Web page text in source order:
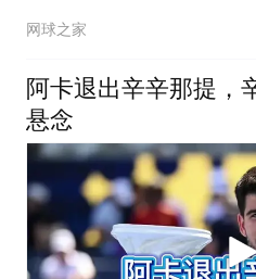
助力职业球员的？
网球之家
阿卡退出辛辛那提，
悬念